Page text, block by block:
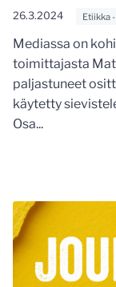
26.3.2024 Etiikka
Mediassa on
toimittajasta
paljastuneet
käytetty
Osa...